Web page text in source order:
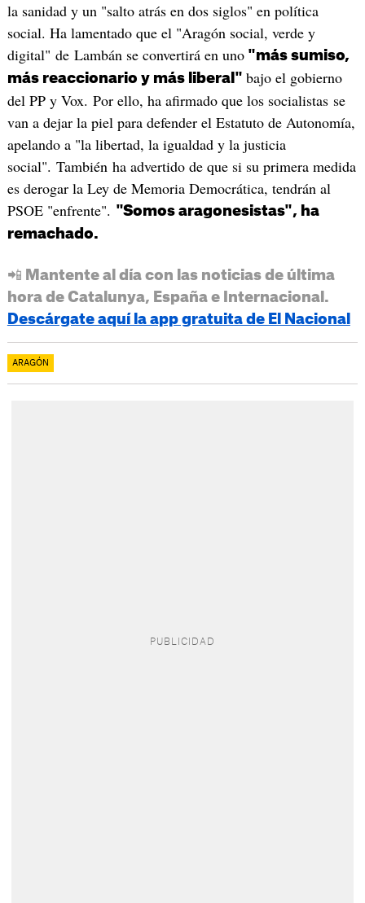
la sanidad y un "salto atrás en dos siglos" en política
social. Ha lamentado que el "Aragón social, verde y
digital" de Lambán se convertirá en uno"más sumiso,
más reaccionario y más liberal" bajo el gobierno
del PP y Vox. Por ello, ha afirmado que los socialistas se
van a dejar la piel para defender el Estatuto de Autonomía,
apelando a "la libertad, la igualdad y la justicia
social". También ha advertido de que si su primera medida
es derogar la Ley de Memoria Democrática, tendrán al
PSOE "enfrente". "Somos aragonesistas", ha
remachado.
📲 Mantente al día con las noticias de última
hora de Catalunya, España e Internacional.
Descárgate aquí la app gratuita de El Nacional
ARAGÓN